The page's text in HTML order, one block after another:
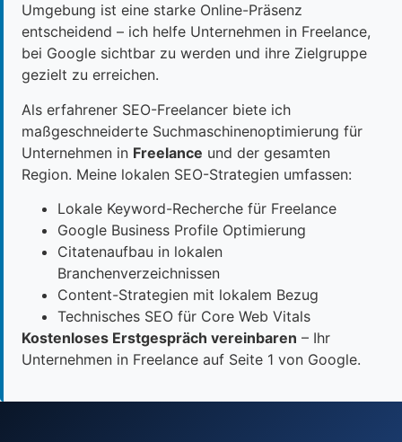
Umgebung ist eine starke Online-Präsenz
entscheidend – ich helfe Unternehmen in Freelance,
bei Google sichtbar zu werden und ihre Zielgruppe
gezielt zu erreichen.
Als erfahrener SEO-Freelancer biete ich
maßgeschneiderte Suchmaschinenoptimierung für
Unternehmen in Freelance und der gesamten
Region. Meine lokalen SEO-Strategien umfassen:
Lokale Keyword-Recherche für Freelance
Google Business Profile Optimierung
Citatenaufbau in lokalen
Branchenverzeichnissen
Content-Strategien mit lokalem Bezug
Technisches SEO für Core Web Vitals
Kostenloses Erstgespräch vereinbaren – Ihr
Unternehmen in Freelance auf Seite 1 von Google.